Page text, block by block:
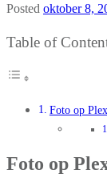
Posted oktober 8,
Table of
Foto op
Foto op